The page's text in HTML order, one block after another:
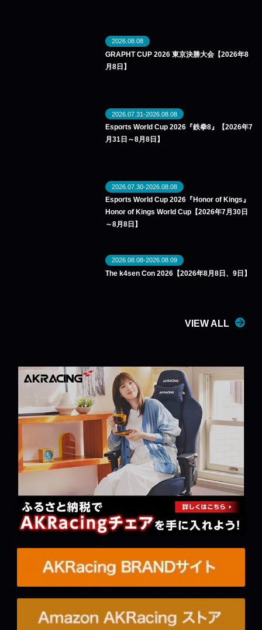
2026.08.08
GRAPHT CUP 2026 東京決勝大会【2026年8
月8日】
2026.07.31-2026.08.08
Esports World Cup 2026『鉄拳8』【2026年7
月31日～8月8日】
2026.07.30-2026.08.08
Esports World Cup 2026『Honor of Kings』
Honor of Kings World Cup【2026年7月30日
～8月8日】
2026.08.08-2026.08.09
The k4sen Con 2026【2026年8月8日、9日】
VIEW ALL